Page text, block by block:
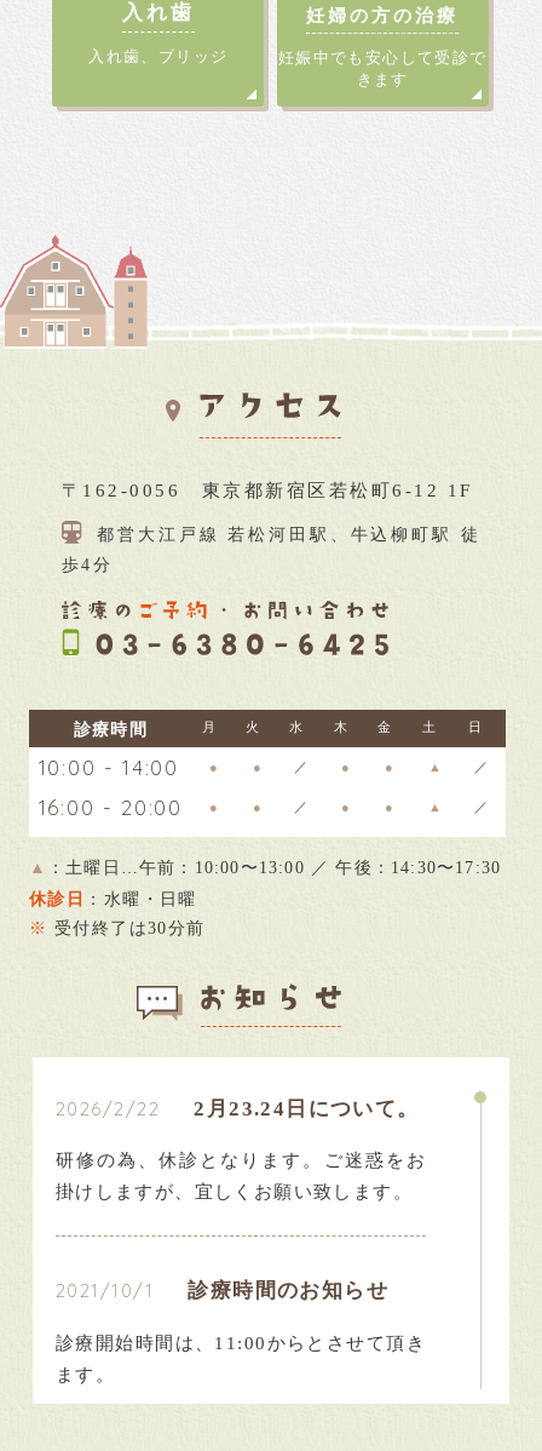
入れ歯
入れ歯、ブリッジ
妊婦の方の治療
妊娠中でも安心 して受診で
きます
〒162-0056 東京都新宿区若松町6-12 1F
都営大江戸線 若松河田駅、牛込柳町駅 徒
歩4分
診療時間 月 火 水 木 金 土 日
10:00 - 14:00 ● ● ／ ● ● ▲ ／
16:00 - 20:00 ● ● ／ ● ● ▲ ／
▲
：土曜日…午前：10:00〜13:00 ／ 午後：14:30〜17:30
休診日
：水曜・日曜
※ 受付終了は30分前
2026/2/22 2月23.24日について。
研修の為、休診となります。ご迷惑をお
掛けしますが、宜しくお願い致します。
2021/10/1 診療時間のお知らせ
診療開始時間は、11:00からとさせて頂き
ます。